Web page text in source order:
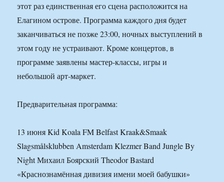
этот раз единственная его сцена расположится на
Елагином острове. Программа каждого дня будет
заканчиваться не позже 23:00, ночных выступлений в
этом году не устраивают. Кроме концертов, в
программе заявлены мастер-классы, игры и
небольшой арт-маркет.
Предварительная программа:
13 июня Kid Koala FM Belfast Kraak&Smaak
Slagsmålsklubben Amsterdam Klezmer Band Jungle By
Night Михаил Боярский Theodor Bastard
«Краснознамённая дивизия имени моей бабушки»